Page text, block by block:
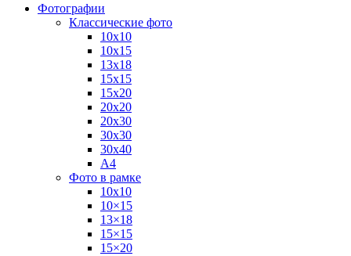
Фотографии
Классические фото
10х10
10х15
13х18
15х15
15х20
20х20
20х30
30х30
30х40
А4
Фото в рамке
10х10
10×15
13×18
15×15
15×20